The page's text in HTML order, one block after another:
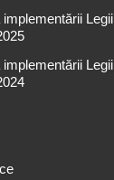
Legii
Legii